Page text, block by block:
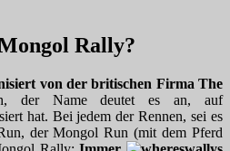
Rally?
von der britischen Firma The
der Name deutet es an, auf
hat. Bei jedem der Rennen, sei es
der Mongol Run (mit dem Pferd